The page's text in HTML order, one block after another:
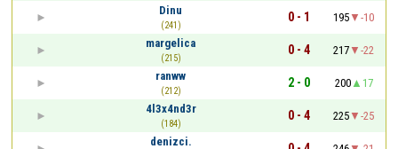
Dinu
(241)
0 - 1 195
-10
margelica
(215)
0 - 4 217
-22
ranww
(212)
2 - 0 200
17
4l3x4nd3r
(184)
0 - 4 225
-25
denizci.